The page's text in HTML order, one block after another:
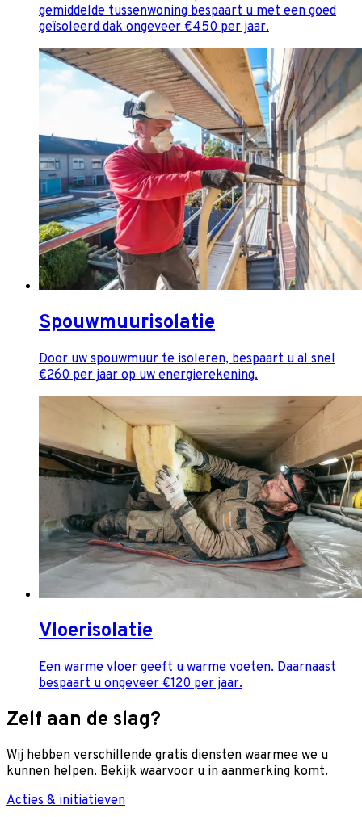
gemiddelde tussenwoning bespaart u met een goed
geïsoleerd dak ongeveer €450 per jaar.
Spouwmuurisolatie
Door uw spouwmuur te isoleren, bespaart u al snel
€260 per jaar op uw energierekening.
Vloerisolatie
Een warme vloer geeft u warme voeten. Daarnaast
bespaart u ongeveer €120 per jaar.
Zelf aan de slag?
Wij hebben verschillende gratis diensten waarmee we u
kunnen helpen. Bekijk waarvoor u in aanmerking komt.
Acties & initiatieven